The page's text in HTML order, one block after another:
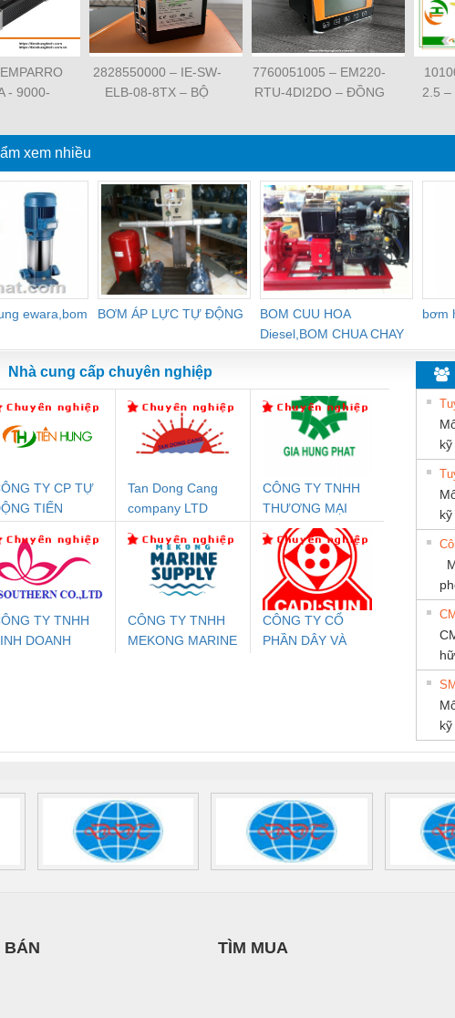
- 9000-
IP67
1-
2828550000 – IE-SW-
ELB-08-8TX – BỘ
RJ45 – WEIDMULLER
7760051005 – EM220-
RTU-4DI2DO – ĐỒNG
ĐO ĐIỆN ÁP –
2.5 –
xem nhiều
ewara,bom
BƠM ÁP LỰC TỰ ĐỘNG
BOM CUU HOA
Diesel,BOM CHUA CHAY
bơm
An Toàn
Contact
1NO-
24DC-SP -
Rơ Le An Toàn
Phoenix Contact
PSR-SCP-
24UC/ESL4/3X1/1X2/B
- 2981059
Điện AC
Mô-đun Ắc Quy UPS
Bộ Lặp Tín Hiệu
PROFIBUS Phoenix
Contact PSI-REP-
PROFIBUS/12MB -
2708863
Rơ Le An
Phoenix
2986960 –
SCP-
24DC/FSP/
Rơ Le An Toàn
Bộ giám sát
tấm pin
1K5 H
Nhà cung cấp chuyên nghiệp
TY CP TỰ
TIẾN
Tan Dong Cang
company LTD
CÔNG TY TNHH
THƯƠNG MẠI
DỊCH VỤ KỸ
THUẬT ĐIỆN CƠ
GIA HƯNG PHÁT
TY TNHH
DOANH
CÔNG TY TNHH
MEKONG MARINE
CÔNG TY CỔ
PHẦN DÂY VÀ
CÔNG
KỸ
VIỆT
CÔNG
THIÊN
NAM
BÁN TÌM MUA